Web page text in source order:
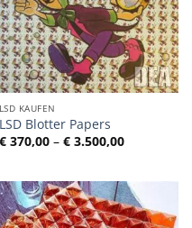
LSD KAUFEN
LSD Blotter Papers
€370,00 – €3.500,00
€ 370,00